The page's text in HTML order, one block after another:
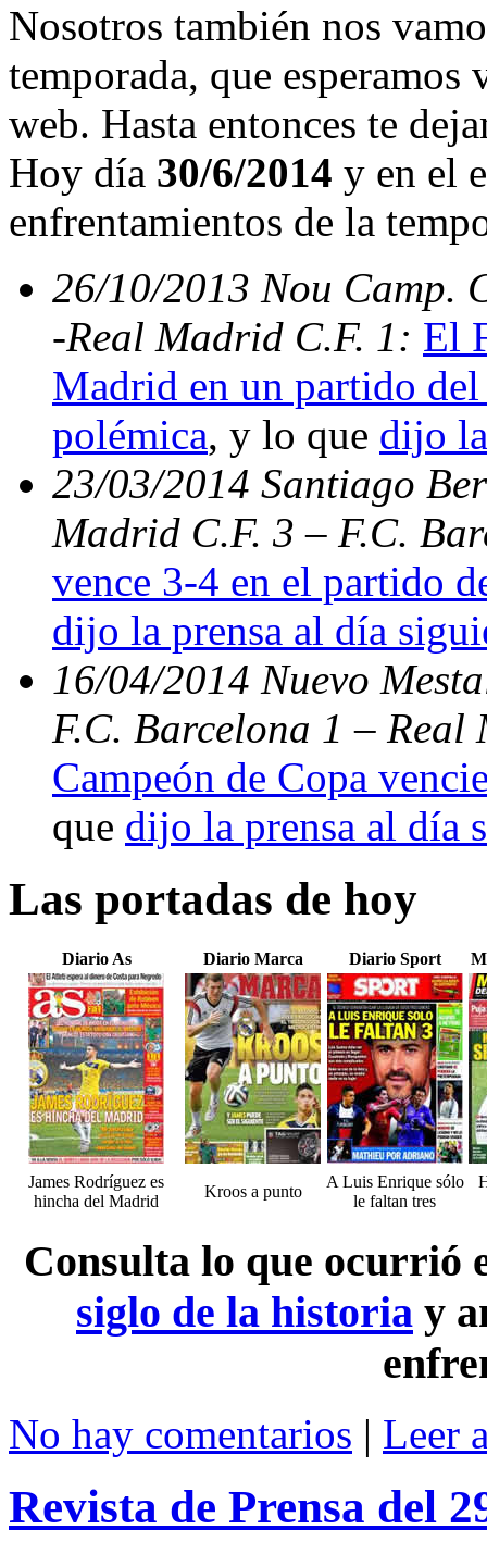
Nosotros también nos
temporada, que esperamos
web. Hasta entonces te
Hoy día 30/6/2014 y en el
enfrentamientos de la
26/10/2013 Nou Camp.
-Real Madrid C.F. 1: El
Madrid en un partido
polémica, y lo que dijo
23/03/2014 Santiago
Madrid C.F. 3 – F.C.
vence 3-4 en el partido
dijo la prensa al día
16/04/2014 Nuevo
F.C. Barcelona 1 –
Campeón de Copa
que dijo la prensa al día
Las portadas de hoy
Diario As Diario Marca Diario Sport
James Rodríguez es
hincha del Madrid
Kroos a punto
A Luis Enrique sólo
le faltan tres
Consulta lo que ocurrió
siglo de la historia y
No hay comentarios | Leer
Revista de Prensa del